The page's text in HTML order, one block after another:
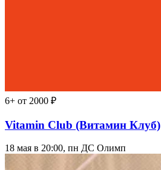
6+ от 2000 ₽
Vitamin Club (Витамин Клуб)
18 мая в 20:00, пн ДС Олимп